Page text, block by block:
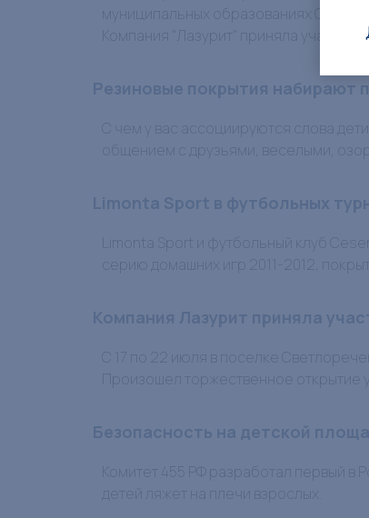
муниципальных образованиях
Компания "Лазурит" приняла участие
Резиновые покрытия набирают
С чем у вас ассоциируются слова
общением с друзьями, веселыми,
Limonta Sport в футбольных
Limonta Sport и футбольный клуб
серию домашних игр 2011-2012,
Компания Лазурит приняла
С 17 по 22 июля в поселке
Произошел торжественное открытие
Безопасность на детской
Комитет 455 РФ разработал первый
детей ляжет на плечи взрослых.